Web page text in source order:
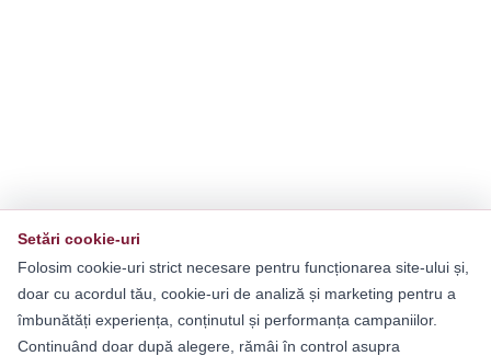
Setări cookie-uri
Folosim cookie-uri strict necesare pentru funcționarea site-ului și,
doar cu acordul tău, cookie-uri de analiză și marketing pentru a
îmbunătăți experiența, conținutul și performanța campaniilor.
Continuând doar după alegere, rămâi în control asupra